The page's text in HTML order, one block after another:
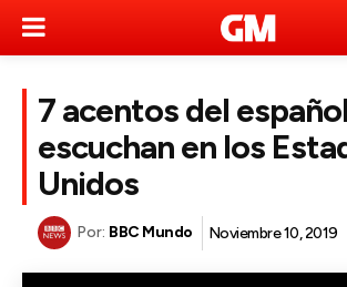
7 acentos del
escuchan en los
Unidos
Por: BBC Mundo Noviembre 10, 2019